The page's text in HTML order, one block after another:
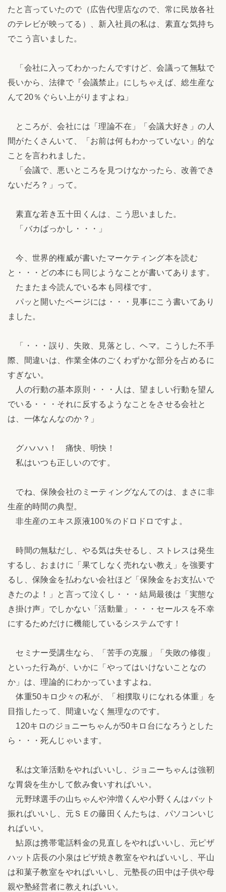
たと言っていたので（広告代理店なので、常に民放各社
のテレビが映ってる）、新入社員の私は、素直な気持ち
でこう言いました。
「会社に入ってわかったんですけど、会議って無駄で
長いから、法律で『会議禁止』にしちゃえば、総生産な
んて20％ぐらい上がりますよね」
ところが、会社には「理論不在」「会議大好き」の人
間がたくさんいて、「お前は何もわかっていない」的な
ことを言われました。
「会議で、悪いところを見つけなかったら、改善でき
ないだろ？」って。
素直な若き五十田くんは、こう思いました。
「バカばっかし・・・」
今、世界的権威が書いたマーケティング本を読む
と・・・どの本にも同じようなことが書いてあります。
たまたま今読んでいる本も同様です。
パッと開いたページには・・・見事にこう書いてあり
ました。
「・・・誤り、失敗、見落とし、ヘマ。こうした不手
際、間違いは、作業全体のごくわずかな部分を占めるに
すぎない。
人の行動の基本原則・・・人は、望ましい行動を望ん
でいる・・・それに反するようなことをさせる会社と
は、一体なんなのか？」
グハハハ！ 痛快、明快！
私はいつも正しいのです。
でね、保険会社のミーティングなんてのは、まさに非
生産的時間の典型。
非生産のエキス原液100％のドロドロですよ。
時間の無駄だし、やる気は失せるし、ストレスは発生
するし、おまけに「果てしなく売れない教え」を強要す
るし、保険金を払わない会社ほど「保険金をお支払いで
きたのよ！」と言って泣くし・・・結局最後は「実態な
き掛け声」でしかない「活動量」・・・セールスを不幸
にするためだけに機能しているシステムです！
セミナー受講生なら、「苦手の克服」「失敗の修復」
といった行為が、いかに「やってはいけないことなの
か」は、理論的にわかっていますよね。
体重50キロ少々の私が、「相撲取りになれる体重」を
目指したって、間違いなく無理なのです。
120キロのジョニーちゃんが50キロ台になろうとした
ら・・・死んじゃいます。
私は文筆活動をやればいいし、ジョニーちゃんは強靭
な胃袋を生かして飲み食いすればいい。
元野球選手の山ちゃんや沖増くんや小野くんはバット
振ればいいし、元ＳＥの藤田くんたちは、パソコンいじ
ればいい。
鮎原は携帯電話料金の見直しをやればいいし、元ピザ
ハット店長の小泉はピザ焼き教室をやればいいし、平山
は和菓子教室をやればいいし、元塾長の田中は子供や母
親や塾経営者に教えればいい。